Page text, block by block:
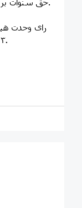
حق سنوات بر اساس قانون کار و مقررات مربوط به آن نیست.
رای وحدت
۶۴۳ مورخ ۱۳۸۷/۹/۲۴ مبین مراتب مذکور است.